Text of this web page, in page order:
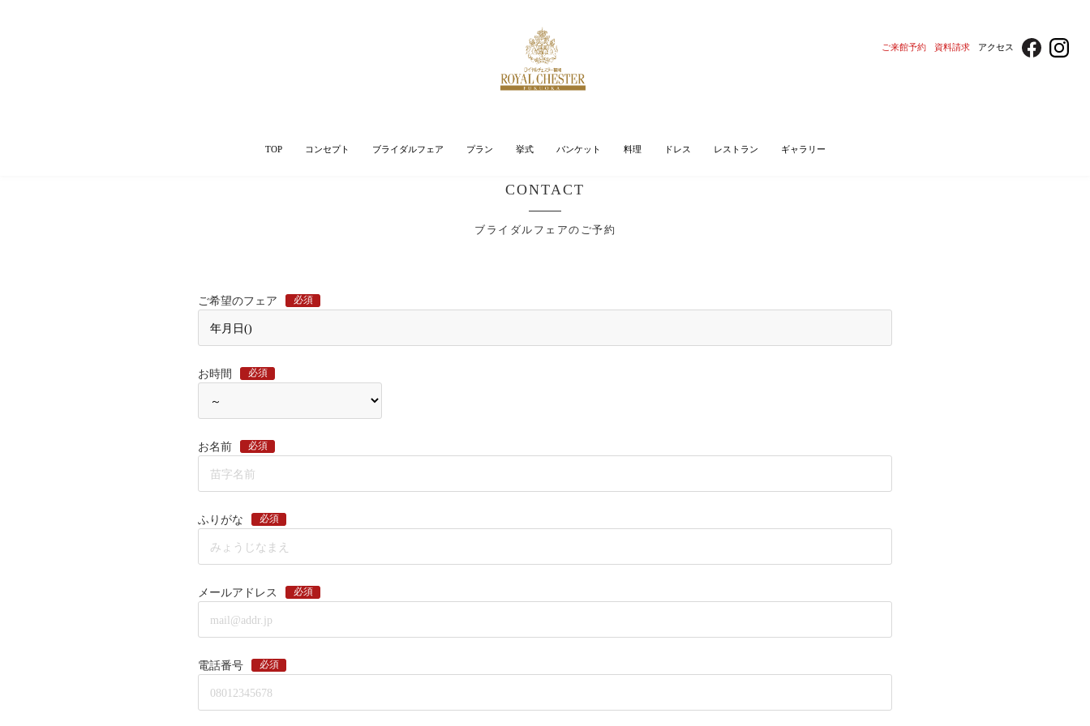
ご来館予約 資料請求 アクセス
TOP コンセプト ブライダルフェア プラン 挙式 バンケット 料理 ドレス レストラン ギャラリー
CONTACT
ブライダルフェアのご予約
ご希望のフェア 必須
お時間 必須
お名前 必須
ふりがな 必須
メールアドレス 必須
電話番号 必須